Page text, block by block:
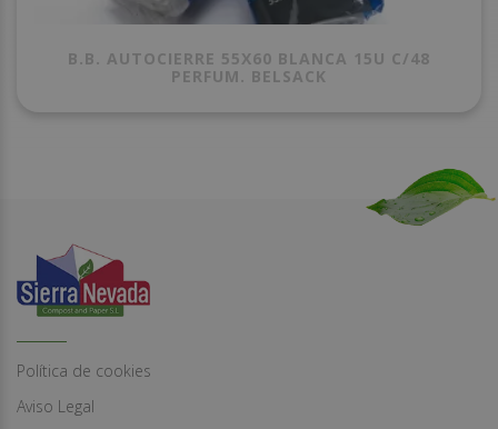
B.B. AUTOCIERRE 55X60 BLANCA 15U C/48
PERFUM. BELSACK
Política de cookies
Aviso Legal